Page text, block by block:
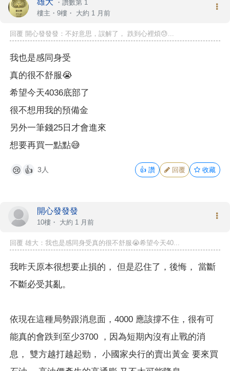
雄大 ・ 讚數第 1
樓主 ・9樓・ 大約 1 月前
回覆 開心發發發：不好意思，誤解了， 跌到心裡煩😓...
我也是感同身受
真的很不舒服😭
希望今天4036底部了
很不想用我的預備金
另外一筆錢25日才會進來
想要再買一點點😅
😢 👍 3人 👍 讚 回覆 收藏
開心發發發
10樓・ 大約 1 月前
回覆 雄大：我也是感同身受真的很不舒服😭希望今天40...
我昨天原本很想要止損的， 但是忍住了，後悔， 當斷
不斷必受其亂。
依現在這種局勢跟消息面，4000 應該撐不住，很有可
能真的會跌到至少3700 ，因為短期內沒有止戰的消
息， 雙方越打越起勁， 小國家央行的賣出黃金 要來買